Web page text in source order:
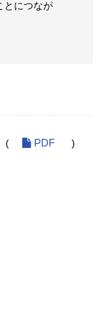
とにつなが
( PDF )